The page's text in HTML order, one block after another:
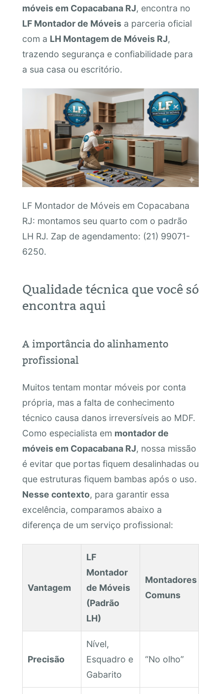
móveis em Copacabana RJ, encontra no
LF Montador de Móveisa parceria oficial
com a LH Montagem de Móveis RJ,
trazendo segurança e confiabilidade para
a sua casa ou escritório.
LF Montador de Móveis em Copacabana
RJ: montamos seu quarto com o padrão
LH RJ. Zap de agendamento: (21) 99071-
6250.
Qualidade técnica que você só
encontra aqui
A importância do alinhamento
profissional
Muitos tentam montar móveis por conta
própria, mas a falta de conhecimento
técnico causa danos irreversíveis ao MDF.
Como especialista em montador de
móveis em Copacabana RJ, nossa missão
é evitar que portas fiquem desalinhadas ou
que estruturas fiquem bambas após o uso.
Nesse contexto, para garantir essa
excelência, comparamos abaixo a
diferença de um serviço profissional:
Vantagem
LF
Montador
de Móveis
(Padrão
LH)
Montadores
Comuns
Precisão
Nível,
Esquadro e
Gabarito
“No olho”